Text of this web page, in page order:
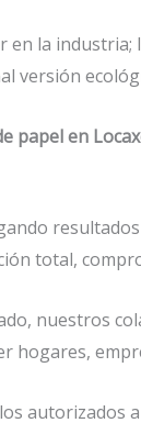
en la industria;
versión
papel en
total,
nuestros
hogares,
autorizados